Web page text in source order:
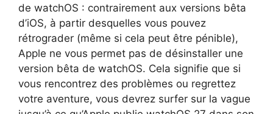
de watchOS : contrairement aux versions bêta
d’iOS, à partir desquelles vous pouvez
rétrograder (même si cela peut être pénible),
Apple ne vous permet pas de désinstaller une
version bêta de watchOS. Cela signifie que si
vous rencontrez des problèmes ou regrettez
votre aventure, vous devrez surfer sur la vague